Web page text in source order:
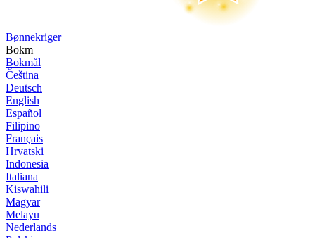
Bønne­kriger
Bokm
Bokmål
Čeština
Deutsch
English
Español
Filipino
Français
Hrvatski
Indonesia
Italiana
Kiswahili
Magyar
Melayu
Nederlands